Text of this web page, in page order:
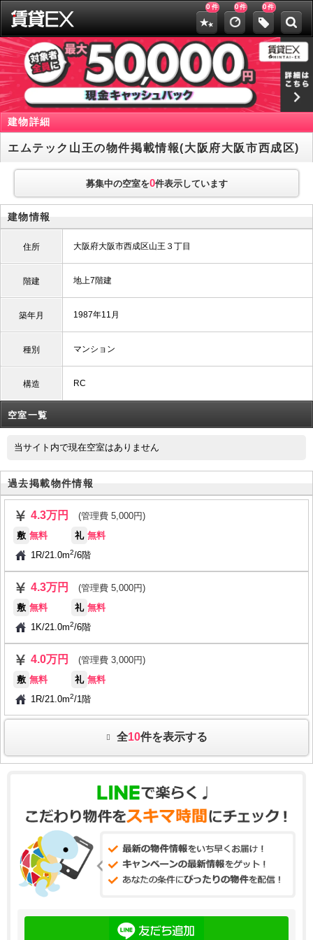
0 件 0件 0件
建物詳細
エムテック山王の物件掲載情報(大阪府大阪市西成区)
募集中の空室を0件表示しています
建物情報
住所 大阪府大阪市西成区山王３丁目
階建 地上7階建
築年月 1987年11月
種別 マンション
構造 RC
空室一覧
当サイト内で現在空室はありません
過去掲載物件情報
4.3万円
(管理費 5,000円)
敷 無料 礼 無料
1R/21.0m2/6階
4.3万円
(管理費 5,000円)
敷 無料 礼 無料
1K/21.0m2/6階
4.0万円
(管理費 3,000円)
敷 無料 礼 無料
1R/21.0m2/1階
全10件を表示する